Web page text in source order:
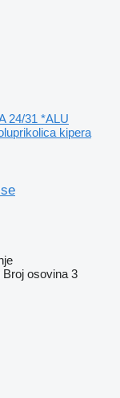
24/31 *ALU
kipera
Broj osovina 3